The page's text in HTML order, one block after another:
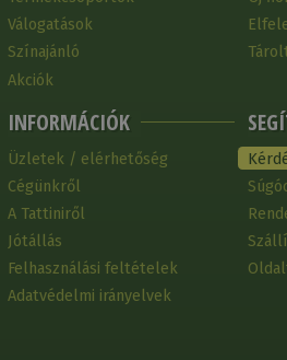
Válogatások
Színajánló
Akciók
INFORMÁCIÓK
Üzletek / elérhetőség
Cégünkről
A Tattiniről
Jótállás
Felhasználási feltételek
Adatvédelmi irányelvek